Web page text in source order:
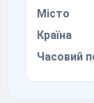
Місто
Країна
Часовий